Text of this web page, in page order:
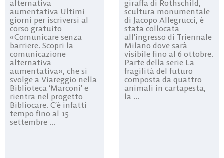
alternativa
aumentativa Ultimi
giorni per iscriversi al
corso gratuito
«Comunicare senza
barriere. Scopri la
comunicazione
alternativa
aumentativa», che si
svolge a Viareggio nella
Biblioteca ‘Marconi’ e
rientra nel progetto
Bibliocare. C’è infatti
tempo fino al 15
settembre ...
giraffa di Rothschild,
scultura monumentale
di Jacopo Allegrucci, è
stata collocata
all’ingresso di Triennale
Milano dove sarà
visibile fino al 6 ottobre.
Parte della serie La
fragilità del futuro
composta da quattro
animali in cartapesta,
la ...